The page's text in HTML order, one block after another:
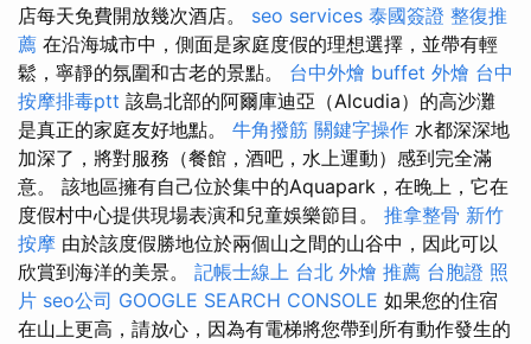
店每天免費開放幾次酒店。 seo services 泰國簽證 整復推
薦 在沿海城市中，側面是家庭度假的理想選擇，並帶有輕
鬆，寧靜的氛圍和古老的景點。 台中外燴 buffet 外燴 台中
按摩排毒ptt 該島北部的阿爾庫迪亞（Alcudia）的高沙灘
是真正的家庭友好地點。 牛角撥筋 關鍵字操作 水都深深地
加深了，將對服務（餐館，酒吧，水上運動）感到完全滿
意。 該地區擁有自己位於集中的Aquapark，在晚上，它在
度假村中心提供現場表演和兒童娛樂節目。 推拿整骨 新竹
按摩 由於該度假勝地位於兩個山之間的山谷中，因此可以
欣賞到海洋的美景。 記帳士線上 台北 外燴 推薦 台胞證 照
片 seo公司 GOOGLE SEARCH CONSOLE 如果您的住宿
在山上更高，請放心，因為有電梯將您帶到所有動作發生的